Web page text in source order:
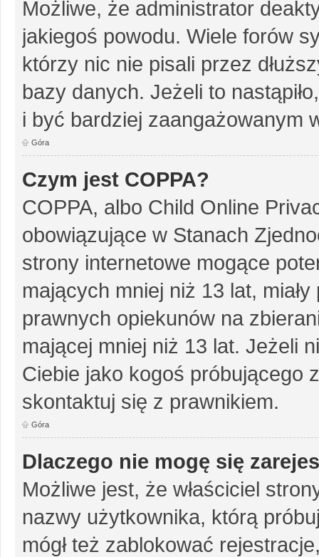
Możliwe, że administrator
jakiegoś powodu. Wiele forów
którzy nic nie pisali przez
bazy danych. Jeżeli to
i być bardziej zaangażowanym
Góra
Czym jest COPPA?
COPPA, albo Child Online
obowiązujące w Stanach
strony internetowe mogące
mających mniej niż 13 lat,
prawnych opiekunów na
mającej mniej niż 13 lat. Jeżeli
Ciebie jako kogoś próbującego
skontaktuj się z prawnikiem.
Góra
Dlaczego nie mogę się
Możliwe jest, że właściciel
nazwy użytkownika, którą
mógł też zablokować